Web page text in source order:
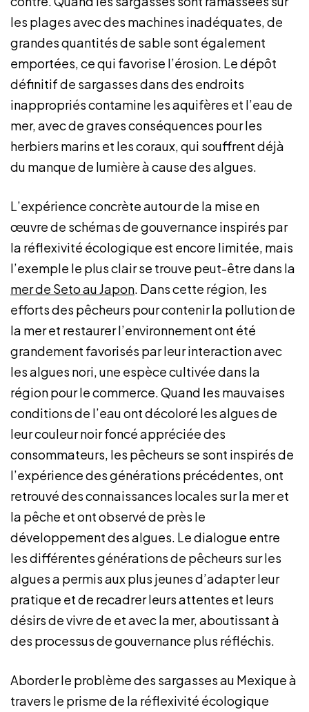
les plages avec des machines inadéquates, de
grandes quantités de sable sont également
emportées, ce qui favorise l’érosion. Le dépôt
définitif de sargasses dans des endroits
inappropriés contamine les aquifères et l’eau de
mer, avec de graves conséquences pour les
herbiers marins et les coraux, qui souffrent déjà
du manque de lumière à cause des algues.
L’expérience concrète autour de la mise en
œuvre de schémas de gouvernance inspirés par
la réflexivité écologique est encore limitée, mais
l’exemple le plus clair se trouve peut-être dans la
mer de Seto au Japon. Dans cette région, les
efforts des pêcheurs pour contenir la pollution de
la mer et restaurer l’environnement ont été
grandement favorisés par leur interaction avec
les algues nori, une espèce cultivée dans la
région pour le commerce. Quand les mauvaises
conditions de l’eau ont décoloré les algues de
leur couleur noir foncé appréciée des
consommateurs, les pêcheurs se sont inspirés de
l’expérience des générations précédentes, ont
retrouvé des connaissances locales sur la mer et
la pêche et ont observé de près le
développement des algues. Le dialogue entre
les différentes générations de pêcheurs sur les
algues a permis aux plus jeunes d’adapter leur
pratique et de recadrer leurs attentes et leurs
désirs de vivre de et avec la mer, aboutissant à
des processus de gouvernance plus réfléchis.
Aborder le problème des sargasses au Mexique à
travers le prisme de la réflexivité écologique